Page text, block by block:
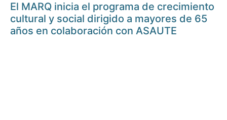
El MARQ inicia el programa de crecimiento
cultural y social dirigido a mayores de 65
años en colaboración con ASAUTE